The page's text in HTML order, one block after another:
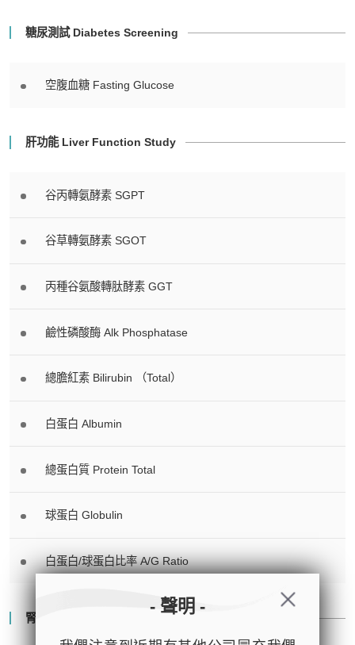
糖尿測試 Diabetes Screening
空腹血糖 Fasting Glucose
肝功能 Liver Function Study
谷丙轉氨酵素 SGPT
谷草轉氨酵素 SGOT
丙種谷氨酸轉肽酵素 GGT
鹼性磷酸酶 Alk Phosphatase
總膽紅素 Bilirubin （Total）
白蛋白 Albumin
總蛋白質 Protein Total
球蛋白 Globulin
白蛋白/球蛋白比率 A/G Ratio
腎功能 Renal Function Study
- 聲明 -